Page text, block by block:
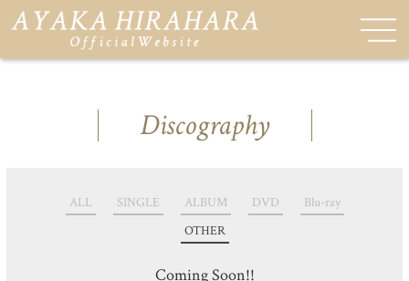
Discography
ALL SINGLE ALBUM DVD
Blu-ray
OTHER
Coming Soon!!